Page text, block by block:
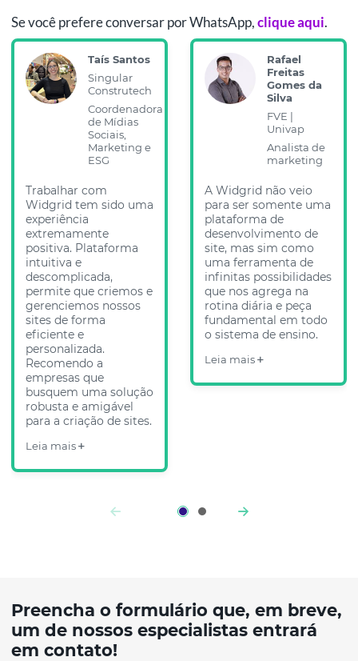
Se você prefere conversar por WhatsApp,clique aqui.
Taís Santos
Singular
Construtech
Coordenadora
de Mídias
Sociais,
Marketing e
ESG
Trabalhar com
Widgrid tem sido uma
experiência
extremamente
positiva. Plataforma
intuitiva e
descomplicada,
permite que criemos e
gerenciemos nossos
sites de forma
eficiente e
personalizada.
Recomendo a
empresas que
busquem uma solução
robusta e amigável
para a criação de sites.
Leia mais
Rafael
Freitas
Gomes da
Silva
FVE |
Univap
Analista de
marketing
A Widgrid não veio
para ser somente uma
plataforma de
desenvolvimento de
site, mas sim como
uma ferramenta de
infinitas possibilidades
que nos agrega na
rotina diária e peça
fundamental em todo
o sistema de ensino.
Leia mais
Preencha o formulário que, em breve,
um de nossos especialistas entrará
em contato!